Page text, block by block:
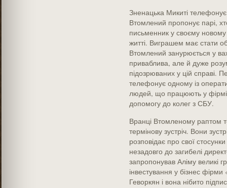
Зненацька Микиті
Втомлений пропонує парі,
письменник у своєму
житті. Виграшем має стати
Втомлений занурюється у
приваблива, але й дуже
підозрюваних у цій справі.
телефонує одному із
людей, що працюють у фірмі,
допомогу до колег з СБУ.
Вранці Втомленому раптом
термінову зустріч. Вони
розповідає про свої
незадовго до загибелі
запропонував Аліму великі
інвестування у бізнес
Геворкян і вона нібито